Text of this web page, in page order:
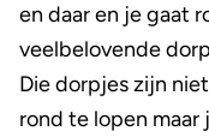
en daar en je gaat
veelbelovende
Die dorpjes zijn
rond te lopen